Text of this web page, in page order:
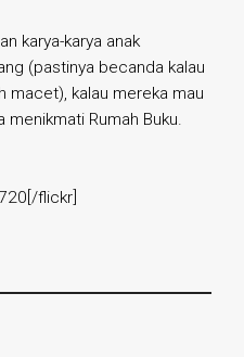
karya-karya anak
(pastinya becanda kalau
macet), kalau mereka mau
Rumah Buku.
flickr]